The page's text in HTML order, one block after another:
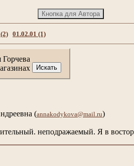
01.02.01 (1)
(annakodykova@mail.ru)
неподражаемый. Я в